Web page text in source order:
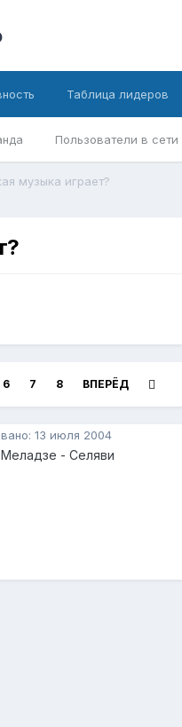
Пользователи в сети
Таблица лидеров
музыка играет?
6 7 8 ВПЕРЁД
13 июля 2004
- Селяви